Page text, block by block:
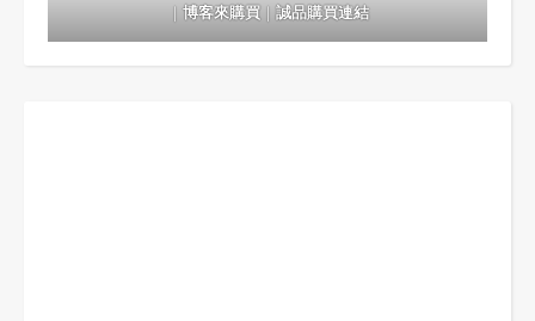
｜博客來購買｜誠品購買連結